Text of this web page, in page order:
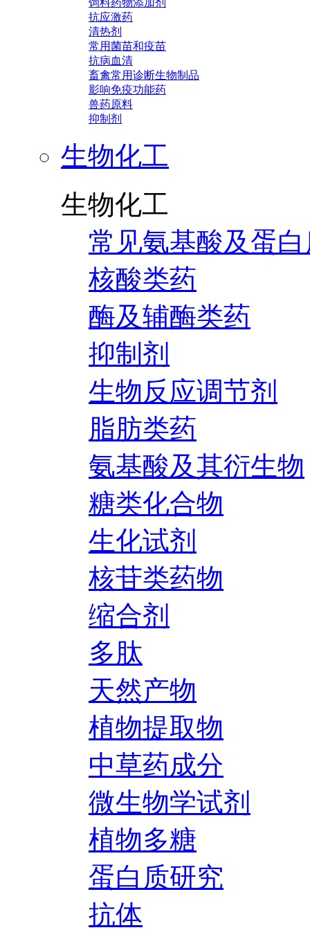
饲料药物添加剂
抗应激药
清热剂
常用菌苗和疫苗
抗病血清
畜禽常用诊断生物制品
影响免疫功能药
兽药原料
抑制剂
生物化工
生物化工
常见氨基酸及蛋
核酸类药
酶及辅酶类药
抑制剂
生物反应调节剂
脂肪类药
氨基酸及其衍生物
糖类化合物
生化试剂
核苷类药物
缩合剂
多肽
天然产物
植物提取物
中草药成分
微生物学试剂
植物多糖
蛋白质研究
抗体